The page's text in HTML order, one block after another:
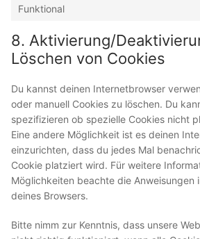
Funktional
8. Aktivierung/
Löschen von Cookies
Du kannst deinen Internetbrowser
oder manuell Cookies zu löschen. Du
spezifizieren ob spezielle Cookies nicht
Eine andere Möglichkeit ist es deinen
einzurichten, dass du jedes Mal
Cookie platziert wird. Für weitere
Möglichkeiten beachte die Anweisungen
deines Browsers.
Bitte nimm zur Kenntnis, dass unsere